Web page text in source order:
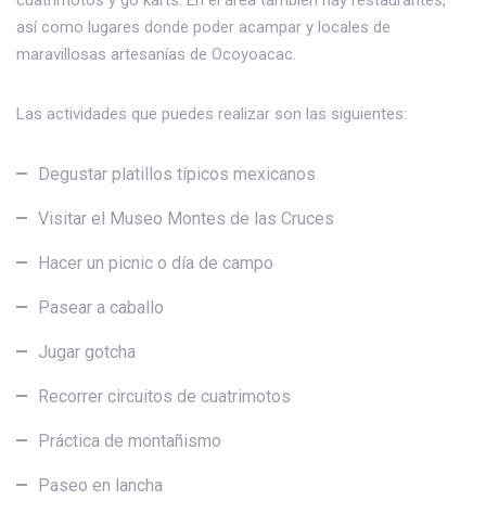
así como lugares donde poder acampar y locales de
maravillosas artesanías de Ocoyoacac.
Las actividades que puedes realizar son las siguientes:
Degustar platillos típicos mexicanos
Visitar el Museo Montes de las Cruces
Hacer un picnic o día de campo
Pasear a caballo
Jugar gotcha
Recorrer circuitos de cuatrimotos
Práctica de montañismo
Paseo en lancha